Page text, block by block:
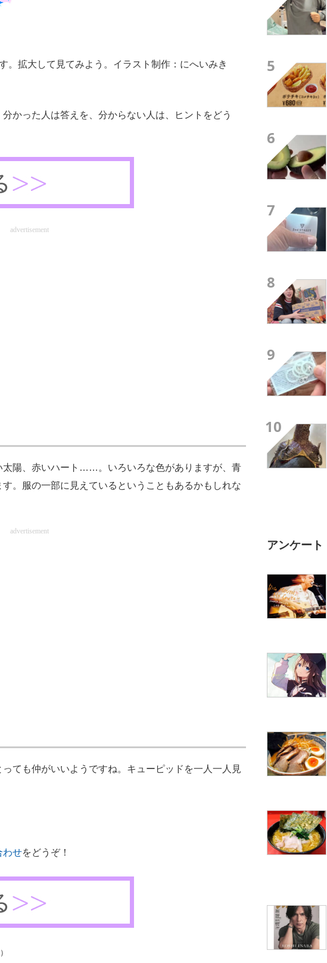
。拡大して見てみよう。イラスト制作：にへいみき
った人は答えを、分からない人は、ヒントをどう
advertisement
陽、赤いハート……。いろいろな色がありますが、青
。服の一部に見えているということもあるかもしれな
advertisement
ても仲がいいようですね。キューピッドを一人一人見
わせをどうぞ！
）
5
6
7
8
9
10
アンケート